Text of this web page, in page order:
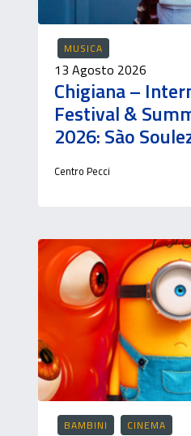
MUSICA
13 Agosto 2026
Chigiana –
Festival &
2026: Sào
Centro Pecci
BAMBINI CINEMA